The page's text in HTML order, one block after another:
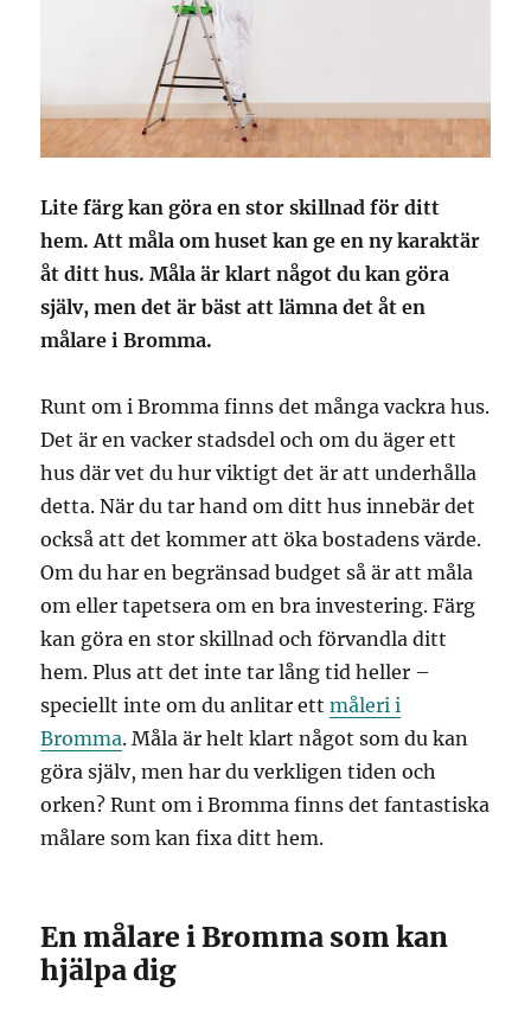
Lite färg kan göra en stor skillnad för ditt
hem. Att måla om huset kan ge en ny karaktär
åt ditt hus. Måla är klart något du kan göra
själv, men det är bäst att lämna det åt en
målare i Bromma.
Runt om i Bromma finns det många vackra hus.
Det är en vacker stadsdel och om du äger ett
hus där vet du hur viktigt det är att underhålla
detta. När du tar hand om ditt hus innebär det
också att det kommer att öka bostadens värde.
Om du har en begränsad budget så är att måla
om eller tapetsera om en bra investering. Färg
kan göra en stor skillnad och förvandla ditt
hem. Plus att det inte tar lång tid heller –
speciellt inte om du anlitar ettmåleri i
Bromma. Måla är helt klart något som du kan
göra själv, men har du verkligen tiden och
orken? Runt om i Bromma finns det fantastiska
målare som kan fixa ditt hem.
En målare i Bromma som kan
hjälpa dig